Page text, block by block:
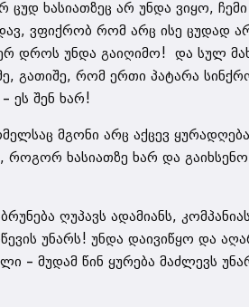
ხასიათზეც არ უნდა ვიყო,
ვფიქრობ რომ არც ისე ცუდად
დროს უნდა გაიღიმო! და სულ
გათიშე, რომ ერთი პატარა
ეს შენ ხარ!
მგონი არც აქცევ
ხასიათზე ხარ და
ღუპავს ადამიანს,
უნარს! უნდა დაივიწყო და
– მუდამ წინ ყურება მაძლევს